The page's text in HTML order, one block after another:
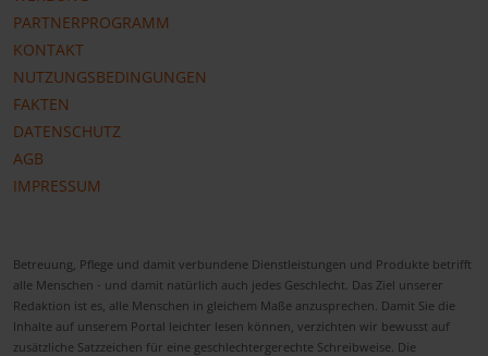
PARTNERPROGRAMM
KONTAKT
NUTZUNGSBEDINGUNGEN
FAKTEN
DATENSCHUTZ
AGB
IMPRESSUM
Betreuung, Pflege und damit verbundene Dienstleistungen und Produkte betrifft
alle Menschen - und damit natürlich auch jedes Geschlecht. Das Ziel unserer
Redaktion ist es, alle Menschen in gleichem Maße anzusprechen. Damit Sie die
Inhalte auf unserem Portal leichter lesen können, verzichten wir bewusst auf
zusätzliche Satzzeichen für eine geschlechtergerechte Schreibweise. Die